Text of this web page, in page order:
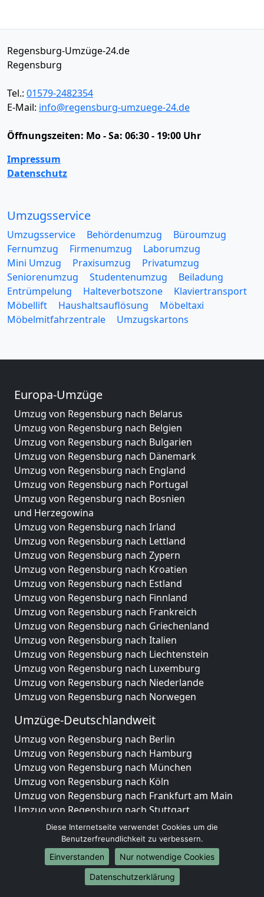
Regensburg-Umzüge-24.de
Regensburg
Tel.: 01579-2482354
E-Mail: info@regensburg-umzuege-24.de
Öffnungszeiten: Mo - Sa: 06:30 - 19:00 Uhr
Impressum
Datenschutz
Umzugsservice
Umzugsservice Behördenumzug
Büroumzug
Fernumzug
Firmenumzug
Laborumzug
Mini Umzug
Praxisumzug
Privatumzug
Seniorenumzug
Studentenumzug
Beiladung
Entrümpelung
Halteverbotszone
Klaviertransport
Möbellift
Haushaltsauflösung
Möbeltaxi
Möbelmitfahrzentrale
Umzugskartons
Europa-Umzüge
Umzug von Regensburg nach Belarus
Umzug von Regensburg nach Belgien
Umzug von Regensburg nach Bulgarien
Umzug von Regensburg nach Dänemark
Umzug von Regensburg nach England
Umzug von Regensburg nach Portugal
Umzug von Regensburg nach Bosnien
und Herzegowina
Umzug von Regensburg nach Irland
Umzug von Regensburg nach Lettland
Umzug von Regensburg nach Zypern
Umzug von Regensburg nach Kroatien
Umzug von Regensburg nach Estland
Umzug von Regensburg nach Finnland
Umzug von Regensburg nach Frankreich
Umzug von Regensburg nach Griechenland
Umzug von Regensburg nach Italien
Umzug von Regensburg nach Liechtenstein
Umzug von Regensburg nach Luxemburg
Umzug von Regensburg nach Niederlande
Umzug von Regensburg nach Norwegen
Umzüge-Deutschlandweit
Umzug von Regensburg nach Berlin
Umzug von Regensburg nach Hamburg
Umzug von Regensburg nach München
Umzug von Regensburg nach Köln
Umzug von Regensburg nach Frankfurt am Main
Umzug von Regensburg nach Stuttgart
Umzug von Regensburg nach Düsseldorf
Umzug von Regensburg nach Leipzig
Umzug von Regensburg nach Dortmund
Umzug von Regensburg nach Essen
Umzug von Regensburg nach Bremen
Diese Internetseite verwendet Cookies um die
Benutzerfreundlichkeit zu verbessern.
Einverstanden
Nur notwendige Cookies
Datenschutzerklärung